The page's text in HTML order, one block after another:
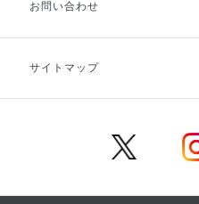
お支払方法
キャンセル・返品・交換
お問い合わせ
サイトマップ